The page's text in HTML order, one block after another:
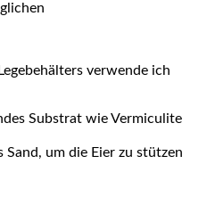
verwende ich
Substrat wie Vermiculite
Sand, um die Eier zu stützen